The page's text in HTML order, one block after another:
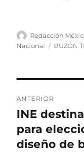
A
u
Redacción
Nacional
E
a
s
BUZÓN
a
v
e
ANTERIOR
E
n
t
INE
para
diseño de